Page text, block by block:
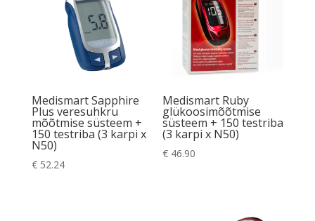
Medismart Sapphire
Plus veresuhkru
mõõtmise süsteem +
150 testriba (3 karpi x
N50)
€52.24
Medismart Ruby
glükoosimõõtmise
süsteem + 150 testriba
(3 karpi x N50)
€ 46.90